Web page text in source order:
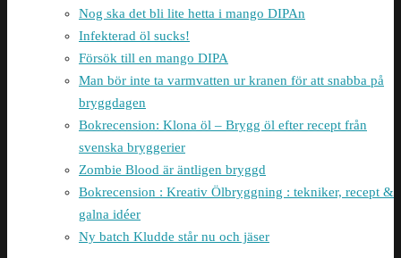
Nog ska det bli lite hetta i mango DIPAn
Infekterad öl sucks!
Försök till en mango DIPA
Man bör inte ta varmvatten ur kranen för att snabba på
bryggdagen
Bokrecension: Klona öl – Brygg öl efter recept från
svenska bryggerier
Zombie Blood är äntligen bryggd
Bokrecension : Kreativ Ölbryggning : tekniker, recept &
galna idéer
Ny batch Kludde står nu och jäser